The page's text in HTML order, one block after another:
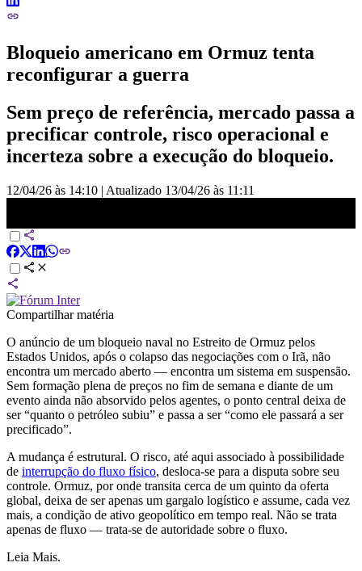
Bloqueio americano em Ormuz tenta
reconfigurar a guerra
Sem preço de referência, mercado passa a
precificar controle, risco operacional e
incerteza sobre a execução do bloqueio.
12/04/26 às 14:10 | Atualizado 13/04/26 às 11:11
Compartilhar matéria
O anúncio de um bloqueio naval no Estreito de Ormuz pelos
Estados Unidos, após o colapso das negociações com o Irã, não
encontra um mercado aberto — encontra um sistema em suspensão.
Sem formação plena de preços no fim de semana e diante de um
evento ainda não absorvido pelos agentes, o ponto central deixa de
ser “quanto o petróleo subiu” e passa a ser “como ele passará a ser
precificado”.
A mudança é estrutural. O risco, até aqui associado à possibilidade
de interrupção do fluxo físico, desloca-se para a disputa sobre seu
controle. Ormuz, por onde transita cerca de um quinto da oferta
global, deixa de ser apenas um gargalo logístico e assume, cada vez
mais, a condição de ativo geopolítico em tempo real. Não se trata
apenas de fluxo — trata-se de autoridade sobre o fluxo.
Leia Mais.